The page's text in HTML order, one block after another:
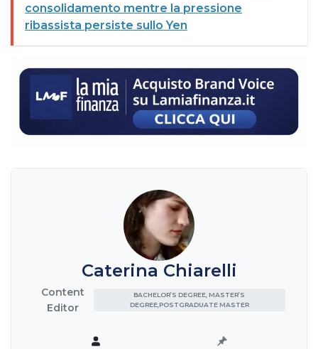
consolidamento mentre la pressione
ribassista persiste sullo Yen
Caterina Chiarelli
Content
Editor
BACHELOR’S DEGREE, MASTER’S
DEGREE,POSTGRADUATE MASTER